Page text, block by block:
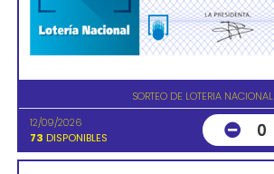
SORTEO DE LOTERIA NACIONAL
12/09/2026
73 DISPONIBLES 0